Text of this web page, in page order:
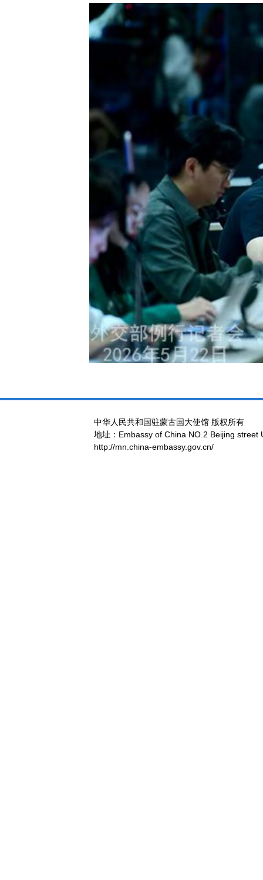
中华人民共和国驻蒙古国大使馆 版权所有
地址：Embassy of China NO.2 Beijing street
http://mn.china-embassy.gov.cn/